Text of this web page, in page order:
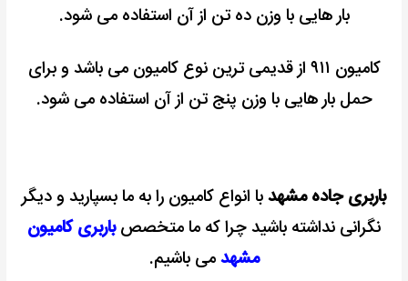
بار هایی با وزن ده تن از آن استفاده می شود.
کامیون ۹۱۱ از قدیمی ترین نوع کامیون می باشد و برای
حمل بار هایی با وزن پنج تن از آن استفاده می شود.
باربری جاده مشهدبا انواع کامیون را به ما بسپارید و دیگر
نگرانی نداشته باشید چرا که ما متخصصباربری کامیون
مشهدمی باشیم.